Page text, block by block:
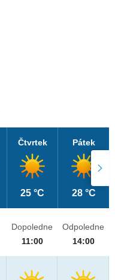
Čtvrtek
25 °C
Pátek
28 °C
Dopoledne
11:00
Odpoledne
14:00